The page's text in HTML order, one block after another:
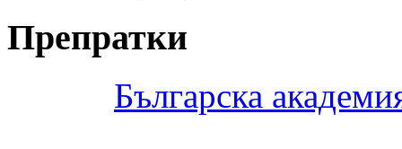
Препратки
Българска